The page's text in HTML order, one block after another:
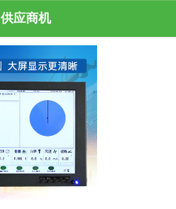
供应商机